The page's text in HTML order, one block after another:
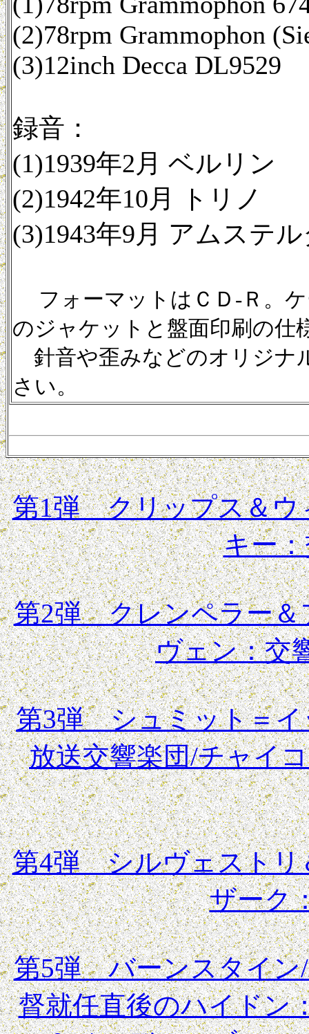
(2)78rpm Grammophon
(3)12inch Decca DL9529
録音：
(1)1939年2月 ベルリン
(2)1942年10月 トリノ
(3)1943年9月 アムステ
フォーマットはＣＤ-Ｒ。
のジャケットと盤面印刷の仕
針音や歪みなどのオリジナ
さい。
第1弾 クリップス＆ウ
キー
第2弾 クレンペラー＆
ヴェン：交
第3弾 シュミット＝イ
放送交響楽団/チャイ
第4弾 シルヴェストリ
ザーク
第5弾 バーンスタイン
督就任直後のハイドン